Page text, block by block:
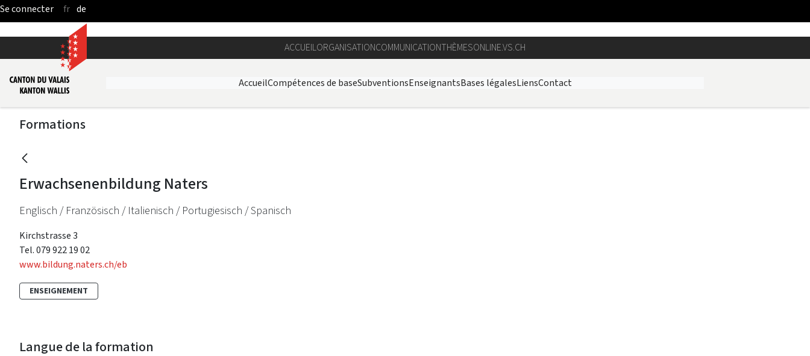
Saut au contenu principal
fr de
ACCUEILORGANISATIONCOMMUNICATIONTHÈMESONLINE.VS.CH
AccueilCompétences de baseSubventionsEnseignantsBases légalesLiensContact
Formations
Erwachsenenbildung Naters
Englisch / Französisch / Italienisch / Portugiesisch / Spanisch
Kirchstrasse 3
Tel. 079 922 19 02
www.bildung.naters.ch/eb
ENSEIGNEMENT
Langue de la formation